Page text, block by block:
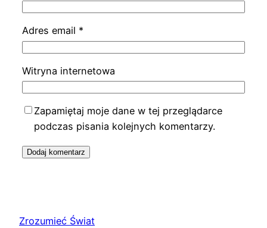
Adres email *
Witryna internetowa
Zapamiętaj moje dane w tej przeglądarce
podczas pisania kolejnych komentarzy.
Zrozumieć Świat